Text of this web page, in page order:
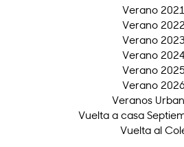
Verano
Verano 2022
Verano 2023
Verano
Verano 2025
Verano 2026
Veranos
Vuelta a casa
Vuelta al